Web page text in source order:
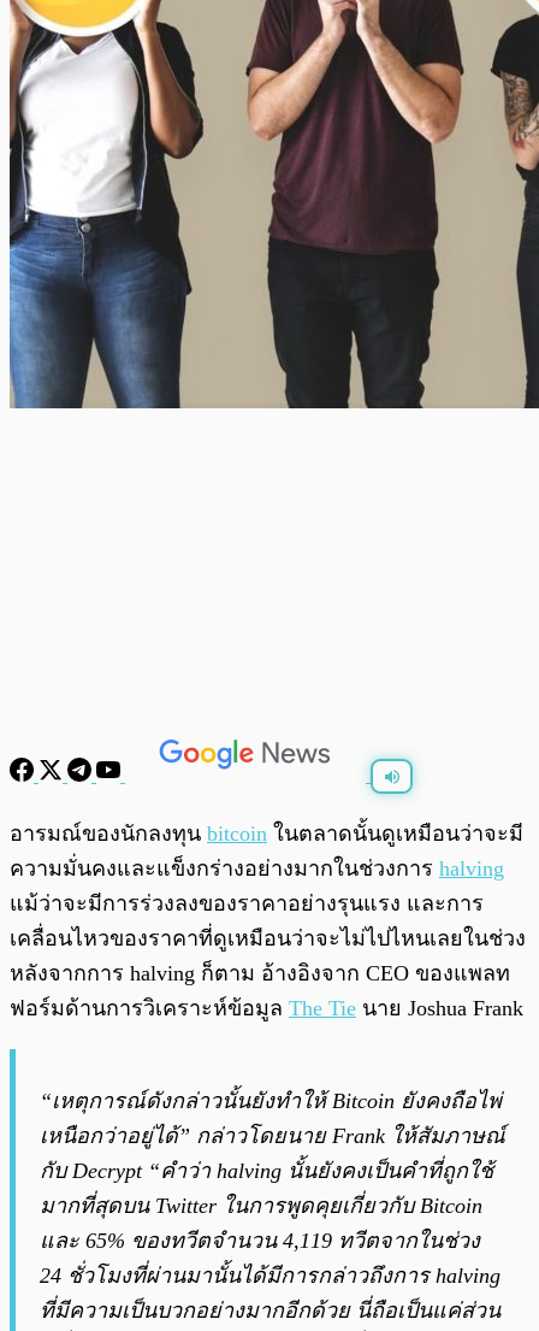
พร้อมเล่น 0:00 0:00
อารมณ์ของนักลงทุน bitcoin ในตลาดนั้นดูเหมือนว่าจะมี
ความมั่นคงและแข็งกร่างอย่างมากในช่วงการ halving
แม้ว่าจะมีการร่วงลงของราคาอย่างรุนแรง และการ
เคลื่อนไหวของราคาที่ดูเหมือนว่าจะไม่ไปไหนเลยในช่วง
หลังจากการ halving ก็ตาม อ้างอิงจาก CEO ของแพลท
ฟอร์มด้านการวิเคราะห์ข้อมูล The Tie นาย Joshua Frank
“เหตุการณ์ดังกล่าวนั้นยังทำให้ Bitcoin ยังคงถือไพ่
เหนือกว่าอยู่ได้” กล่าวโดยนาย Frank ให้สัมภาษณ์
กับ Decrypt “คำว่า halving นั้นยังคงเป็นคำที่ถูกใช้
มากที่สุดบน Twitter ในการพูดคุยเกี่ยวกับ Bitcoin
และ 65% ของทวีตจำนวน 4,119 ทวีตจากในช่วง
24 ชั่วโมงที่ผ่านมานั้นได้มีการกล่าวถึงการ halving
ที่มีความเป็นบวกอย่างมากอีกด้วย นี่ถือเป็นแค่ส่วน